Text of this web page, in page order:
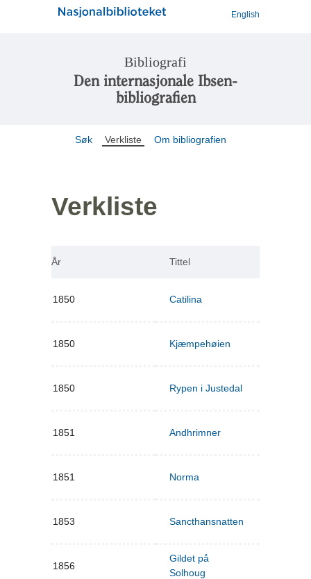
English
Bibliografi
Den internasjonale Ibsen-
bibliografien
Søk Verkliste Om bibliografien
Verkliste
År Tittel
1850 Catilina
1850 Kjæmpehøien
1850 Rypen i Justedal
1851 Andhrimner
1851 Norma
1853 Sancthansnatten
1856
Gildet på
Solhoug